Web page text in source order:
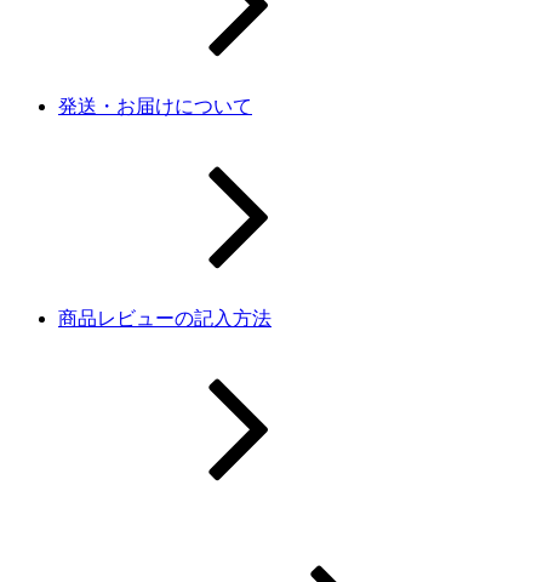
発送・お届けについて
商品レビューの記入方法